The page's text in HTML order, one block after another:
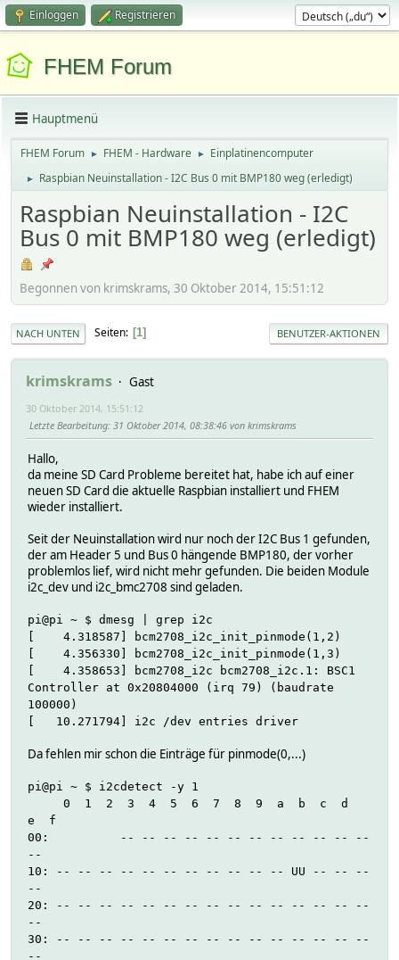
Einloggen Registrieren
FHEM Forum
Hauptmenü
FHEM Forum ► FHEM - Hardware ► Einplatinencomputer
► Raspbian Neuinstallation - I2C Bus 0 mit BMP180 weg (erledigt)
Raspbian Neuinstallation - I2C
Bus 0 mit BMP180 weg (erledigt)
Begonnen von krimskrams, 30 Oktober 2014, 15:51:12
NACH UNTEN Seiten 1 BENUTZER-AKTIONEN
krimskrams Gast
30 Oktober 2014, 15:51:12
Letzte Bearbeitung: 31 Oktober 2014, 08:38:46 von krimskrams
Hallo,
da meine SD Card Probleme bereitet hat, habe ich auf einer
neuen SD Card die aktuelle Raspbian installiert und FHEM
wieder installiert.
Seit der Neuinstallation wird nur noch der I2C Bus 1 gefunden,
der am Header 5 und Bus 0 hängende BMP180, der vorher
problemlos lief, wird nicht mehr gefunden. Die beiden Module
i2c_dev und i2c_bmc2708 sind geladen.
pi@pi ~ $ dmesg | grep i2c
[ 4.318587] bcm2708_i2c_init_pinmode(1,2)
[ 4.356330] bcm2708_i2c_init_pinmode(1,3)
[ 4.358653] bcm2708_i2c bcm2708_i2c.1: BSC1
Controller at 0x20804000 (irq 79) (baudrate
100000)
[ 10.271794] i2c /dev entries driver
Da fehlen mir schon die Einträge für pinmode(0,...)
pi@pi ~ $ i2cdetect -y 1
0 1 2 3 4 5 6 7 8 9 a b c d
e f
00: -- -- -- -- -- -- -- -- -- -- -- --
--
10: -- -- -- -- -- -- -- -- -- -- -- UU -- -- --
--
20: -- -- -- -- -- -- -- -- -- -- -- -- -- -- --
--
30: -- -- -- -- -- -- -- -- -- -- -- -- -- -- --
--